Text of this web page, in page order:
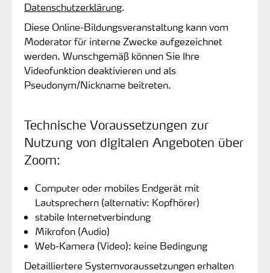
Datenschutzerklärung.
Diese Online-Bildungsveranstaltung kann vom
Moderator für interne Zwecke aufgezeichnet
werden. Wunschgemäß können Sie Ihre
Videofunktion deaktivieren und als
Pseudonym/Nickname beitreten.
Technische Voraussetzungen zur
Nutzung von digitalen Angeboten über
Zoom:
Computer oder mobiles Endgerät mit
Lautsprechern (alternativ: Kopfhörer)
stabile Internetverbindung
Mikrofon (Audio)
Web-Kamera (Video): keine Bedingung
Detailliertere Systemvoraussetzungen erhalten